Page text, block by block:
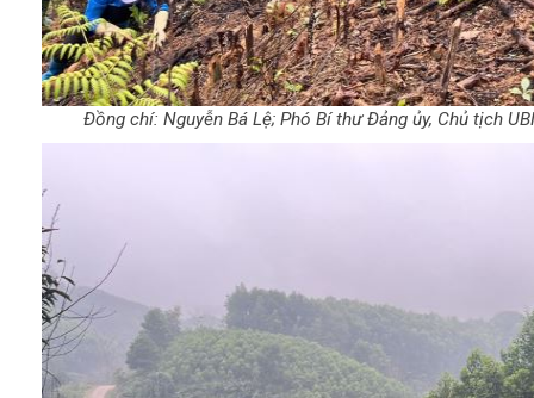
Đồng chí: Nguyễn Bá Lệ; Phó Bí thư Đảng ủy, Chủ tịch